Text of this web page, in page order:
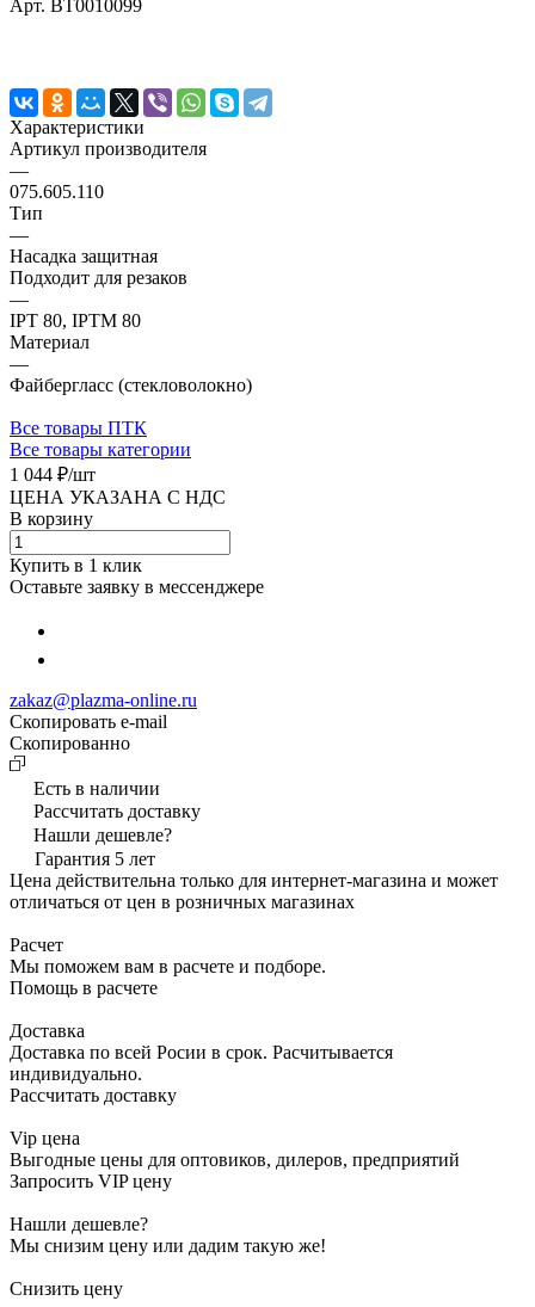
Арт. BT0010099
Характеристики
Артикул производителя
—
075.605.110
Тип
—
Насадка защитная
Подходит для резаков
—
IPT 80, IPTM 80
Материал
—
Файбергласс (стекловолокно)
Все товары ПТК
Все товары категории
1 044 ₽/шт
ЦЕНА УКАЗАНА С НДС
В корзину
Купить в 1 клик
Оставьте заявку в мессенджере
zakaz@plazma-online.ru
Скопировать e-mail
Cкопированно
Есть в наличии
Рассчитать доставку
Нашли дешевле?
Гарантия 5 лет
Цена действительна только для интернет-магазина и может
отличаться от цен в розничных магазинах
Расчет
Мы поможем вам в расчете и подборе.
Помощь в расчете
Доставка
Доставка по всей Росии в срок. Расчитывается
индивидуально.
Рассчитать доставку
Vip цена
Выгодные цены для оптовиков, дилеров, предприятий
Запросить VIP цену
Нашли дешевле?
Мы снизим цену или дадим такую же!
Снизить цену